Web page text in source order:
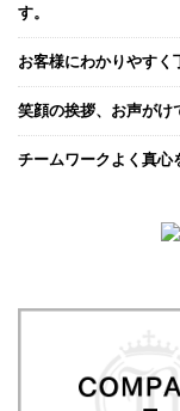
す。
お客様にわかりやすく
笑顔の挨拶、お声がけ
チームワークよく真心